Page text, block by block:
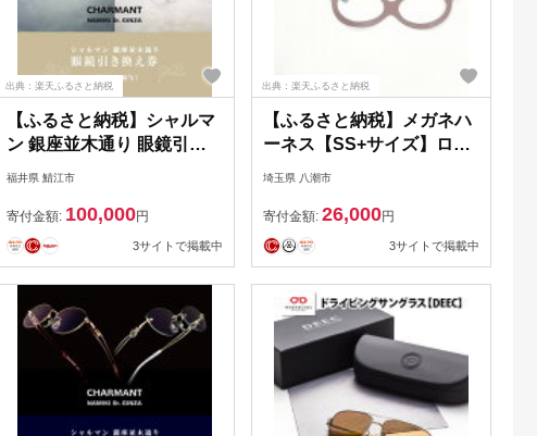
出典：楽天ふるさと納税
【ふるさと納税】シャルマ
ン 銀座並木通り 眼鏡引き
換え券 3万円相当 [H-
換券 チケット 高級眼
鏡 高級めがね めがね
眼鏡 レンズ サングラ
ス ふるさと納税めがね
ふるさと納税 シャルマン
福井県 鯖江市
寄付金額: 100,000円
3サイトで掲載中
出典：楽天ふるさと納税
【ふるさと納税】メガネハ
ーネス【SS+サイズ】ロー
ズグレージュ(本革
premium【1403989】
埼玉県 八潮市
寄付金額: 26,000円
3サイトで掲載中